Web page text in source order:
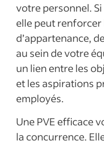
votre personnel.
elle peut
d’appartenance,
au sein de votre
un lien entre les
et les aspirations
employés.
Une PVE efficace
la concurrence.